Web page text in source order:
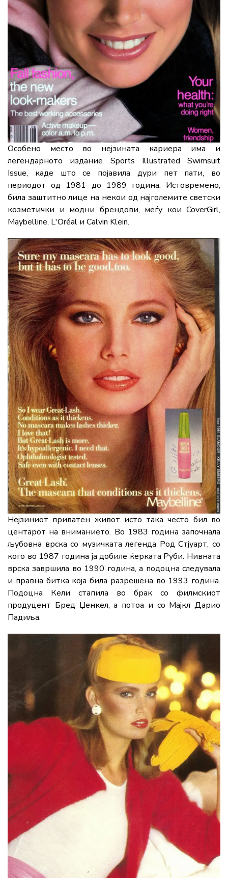
Особено место во нејзината кариера има и
легендарното издание Sports Illustrated Swimsuit
Issue, каде што се појавила дури пет пати, во
периодот од 1981 до 1989 година. Истовремено,
била заштитно лице на некои од најголемите светски
козметички и модни брендови, меѓу кои CoverGirl,
Maybelline, L'Oréal и Calvin Klein.
Нејзиниот приватен живот исто така често бил во
центарот на вниманието. Во 1983 година започнала
љубовна врска со музичката легенда Род Стјуарт, со
кого во 1987 година ја добиле ќерката Руби. Нивната
врска завршила во 1990 година, а подоцна следувала
и правна битка која била разрешена во 1993 година.
Подоцна Кели стапила во брак со филмскиот
продуцент Бред Џенкел, а потоа и со Мајкл Дарио
Падиља.